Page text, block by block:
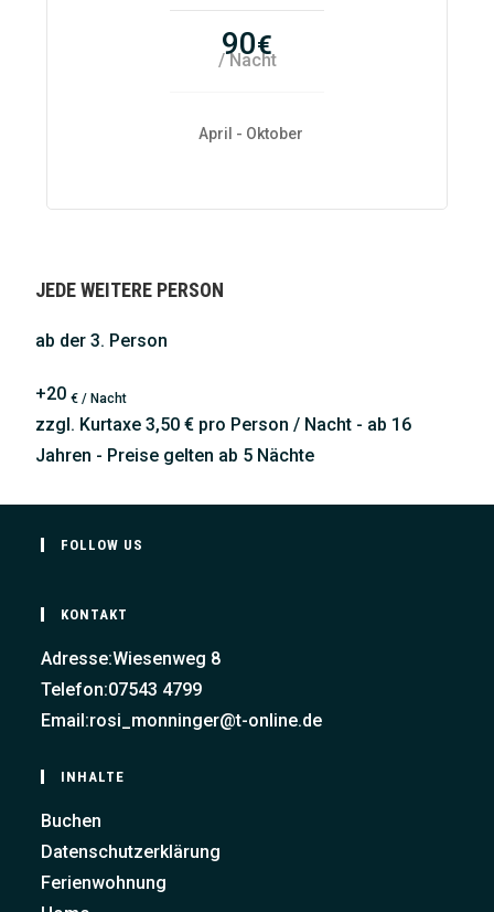
90€
/ Nacht
April - Oktober
JEDE WEITERE PERSON
ab der 3. Person
+20 € / Nacht
zzgl. Kurtaxe 3,50 € pro Person / Nacht - ab 16
Jahren - Preise gelten ab 5 Nächte
FOLLOW US
KONTAKT
Adresse:Wiesenweg 8
Telefon:07543 4799
Email:rosi_monninger@t-online.de
INHALTE
Buchen
Datenschutzerklärung
Ferienwohnung